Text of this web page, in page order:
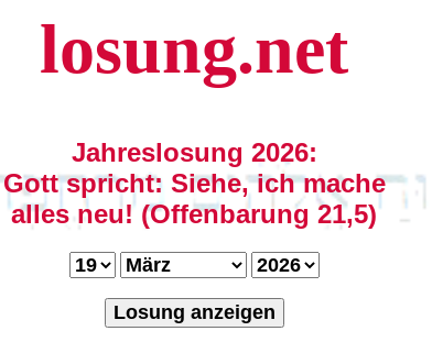
losung.net
Jahreslosung 2026:
Gott spricht: Siehe, ich mache
alles neu! (Offenbarung 21,5)
Losung anzeigen